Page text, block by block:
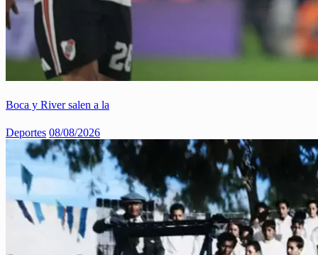
Boca y River salen a la
Deportes 08/08/2026